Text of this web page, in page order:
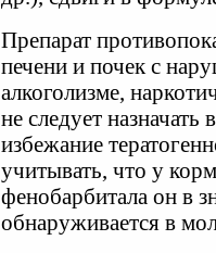
Препарат
печени и почек с
алкоголизме,
не следует
избежание
учитывать, что у
фенобарбитала он в
обнаруживается в